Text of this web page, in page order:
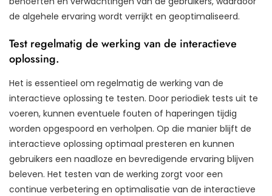
de algehele ervaring wordt verrijkt en geoptimaliseerd.
Test regelmatig de werking van de interactieve
oplossing.
Het is essentieel om regelmatig de werking van de
interactieve oplossing te testen. Door periodiek tests uit te
voeren, kunnen eventuele fouten of haperingen tijdig
worden opgespoord en verholpen. Op die manier blijft de
interactieve oplossing optimaal presteren en kunnen
gebruikers een naadloze en bevredigende ervaring blijven
beleven. Het testen van de werking zorgt voor een
continue verbetering en optimalisatie van de interactieve